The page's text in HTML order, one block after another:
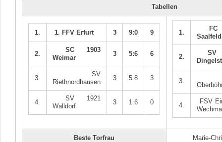
Tabellen
1. 1. FFV Erfurt 3 9:0 9
2.
SC 1903
Weimar
3 5:6 6
3.
SV
Riethnordhausen
3 5:8 3
4.
SV 1921
Walldorf
3 1:6 0
1.
FC
Saalfeld
2.
SV
3.
4.
FSV
Beste Torfrau Marie-